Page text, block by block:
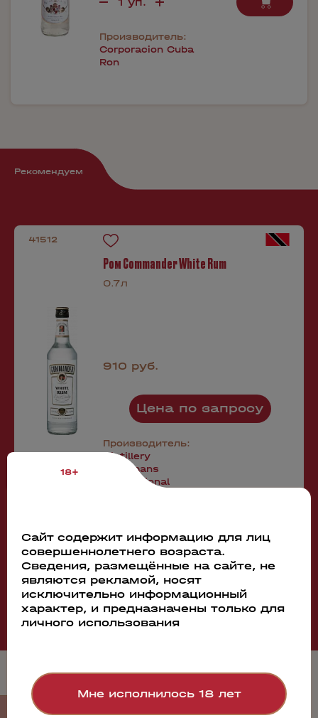
Производитель:
Corporacion Cuba
Ron
Рекомендуем
41512
Ром Commander White Rum
0.7л
910 руб.
Цена по запросу
Производитель:
Distillery
Cooymans
International
Смотреть все
События
18+
Сайт содержит информацию для лиц
совершеннолетнего возраста.
Сведения, размещённые на сайте, не
являются рекламой, носят
исключительно информационный
характер, и предназначены только для
личного использования
Мне исполнилось 18 лет